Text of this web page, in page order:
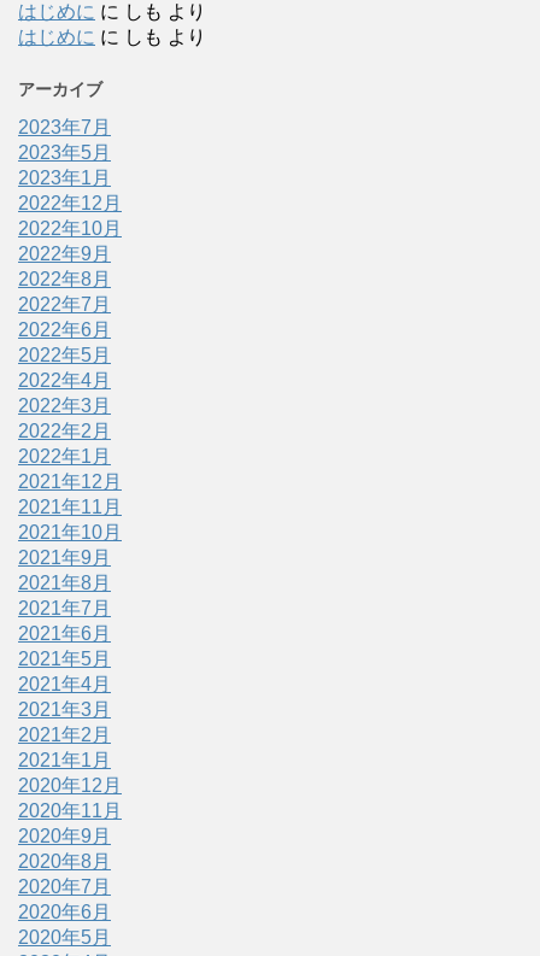
はじめに に しも より
はじめに に しも より
アーカイブ
2023年7月
2023年5月
2023年1月
2022年12月
2022年10月
2022年9月
2022年8月
2022年7月
2022年6月
2022年5月
2022年4月
2022年3月
2022年2月
2022年1月
2021年12月
2021年11月
2021年10月
2021年9月
2021年8月
2021年7月
2021年6月
2021年5月
2021年4月
2021年3月
2021年2月
2021年1月
2020年12月
2020年11月
2020年9月
2020年8月
2020年7月
2020年6月
2020年5月